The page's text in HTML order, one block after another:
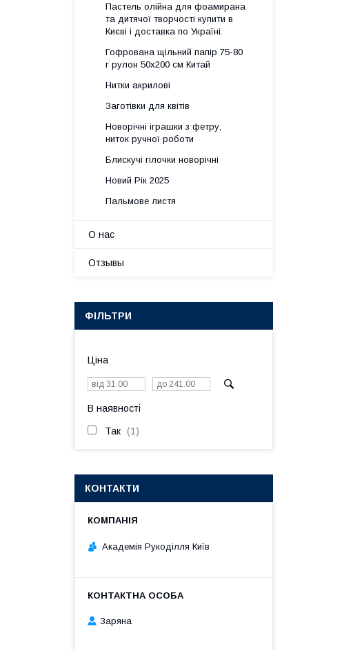
Пастель олійна для фоамирана
та дитячої творчості купити в
Києві і доставка по Україні.
Гофрована щільний папір 75-80
г рулон 50х200 см Китай
Нитки акрилові
Заготівки для квітів
Новорічні іграшки з фетру,
ниток ручної роботи
Блискучі гілочки новорічні
Новий Рік 2025
Пальмове листя
О нас
Отзывы
ФІЛЬТРИ
Ціна
В наявності
Так 1
КОНТАКТИ
Академія Рукоділля Київ
Заряна